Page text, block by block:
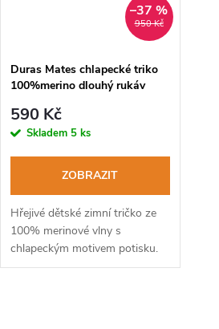
950 Kč
–37 %
Duras Mates chlapecké triko
100%merino dlouhý rukáv
590 Kč
Skladem 5 ks
ZOBRAZIT
Hřejivé dětské zimní tričko ze
100% merinové vlny s
chlapeckým motivem potisku.